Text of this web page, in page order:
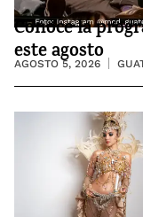
Conoce la
este agosto
AGOSTO 5, 2026